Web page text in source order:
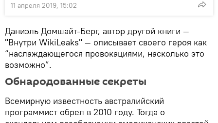
11 апреля 2019, 15:02
Даниэль Домшайт-Берг, автор другой книги —
"Внутри WikiLeaks" — описывает своего героя как
“наслаждающегося провокациями, насколько это
возможно”.
Обнародованные секреты
Всемирную известность австралийский
программист обрел в 2010 году. Тогда о